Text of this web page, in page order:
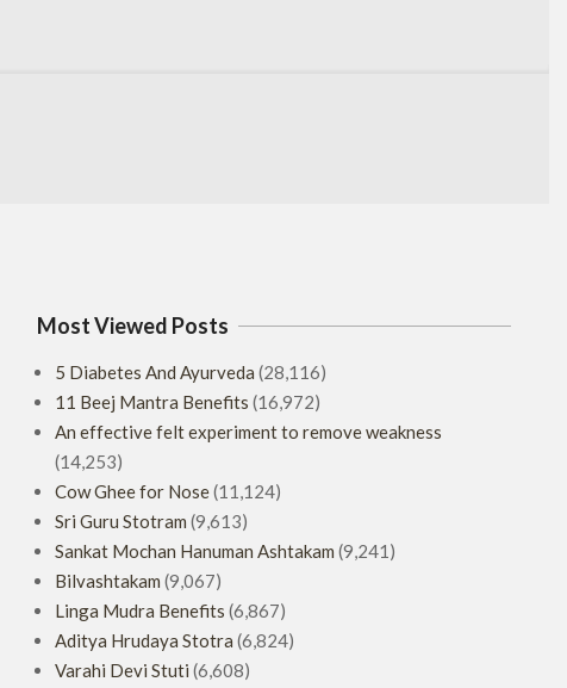
Most Viewed Posts
5 Diabetes And Ayurveda (28,116)
11 Beej Mantra Benefits (16,972)
An effective felt experiment to remove weakness
(14,253)
Cow Ghee for Nose(11,124)
Sri Guru Stotram (9,613)
Sankat Mochan Hanuman Ashtakam (9,241)
Bilvashtakam (9,067)
Linga Mudra Benefits (6,867)
Aditya Hrudaya Stotra (6,824)
Varahi Devi Stuti (6,608)